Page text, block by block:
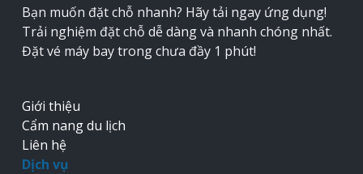
Bạn muốn đặt chỗ nhanh? Hãy tải ngay ứng dụng!
Trải nghiệm đặt chỗ dễ dàng và nhanh chóng nhất.
Đặt vé máy bay trong chưa đầy 1 phút!
Giới thiệu
Cẩm nang du lịch
Liên hệ
Dịch vụ